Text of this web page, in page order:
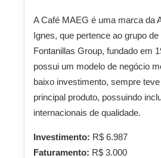
A Café MAEG é uma marca da
Ignes, que pertence ao grupo
Fontanillas Group, fundado em
possui um modelo de negócio
baixo investimento, sempre
principal produto, possuindo
internacionais de qualidade.
Investimento: R$ 6.987
Faturamento: R$ 3.000